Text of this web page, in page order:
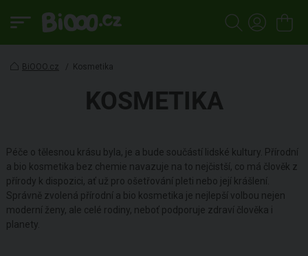
BiOOO.cz / Kosmetika
KOSMETIKA
Péče o tělesnou krásu byla, je a bude součástí lidské kultury. Přírodní
a bio kosmetika bez chemie navazuje na to nejčistší, co má člověk z
přírody k dispozici, ať už pro ošetřování pleti nebo její krášlení.
Správně zvolená přírodní a bio kosmetika je nejlepší volbou nejen
moderní ženy, ale celé rodiny, neboť podporuje zdraví člověka i
planety.